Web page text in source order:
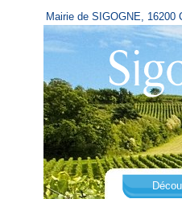
Mairie de SIGOGNE, 16200